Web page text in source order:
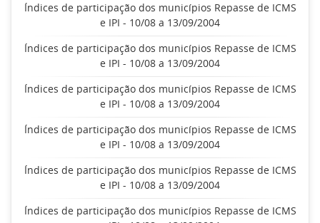
Índices de participação dos municípios Repasse de ICMS
e IPI - 10/08 a 13/09/2004
Índices de participação dos municípios Repasse de ICMS
e IPI - 10/08 a 13/09/2004
Índices de participação dos municípios Repasse de ICMS
e IPI - 10/08 a 13/09/2004
Índices de participação dos municípios Repasse de ICMS
e IPI - 10/08 a 13/09/2004
Índices de participação dos municípios Repasse de ICMS
e IPI - 10/08 a 13/09/2004
Índices de participação dos municípios Repasse de ICMS